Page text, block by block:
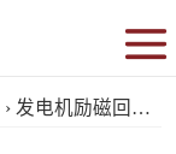
› 发电机励磁回路一点和两点接地保护